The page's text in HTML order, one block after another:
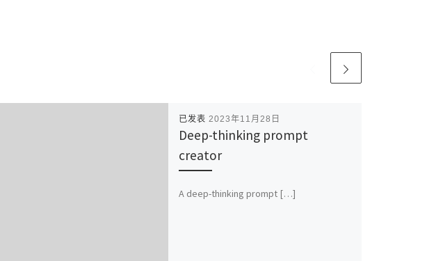
已发表 2023年11月28日
Deep-thinking prompt
creator
A deep-thinking prompt […]